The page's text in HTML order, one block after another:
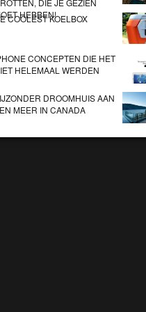
DIE JE GEZIEN
HEBBEN!
COOLEST KOELBOX
CONCEPTEN DIE HET
HELEMAAL WERDEN
DROOMHUIS AAN
MEER IN CANADA